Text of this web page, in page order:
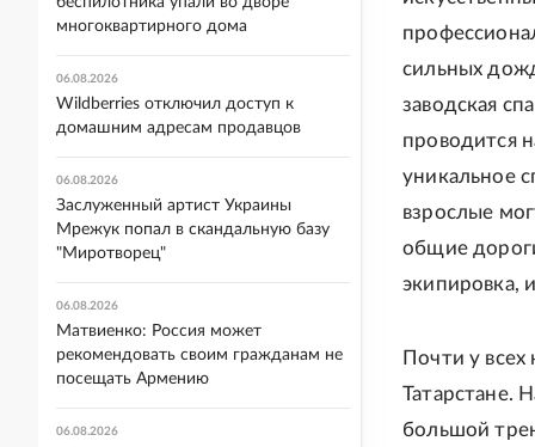
сильных
заводская
проводится
уникальное
взрослые
общие
экипировка,
Почти у всех
Татарстане.
большой
многоквартирного дома
06.08.2026
Wildberries отключил доступ к
домашним адресам продавцов
06.08.2026
Заслуженный артист Украины
Мрежук попал в скандальную базу
"Миротворец"
06.08.2026
Матвиенко: Россия может
рекомендовать своим гражданам не
посещать Армению
06.08.2026